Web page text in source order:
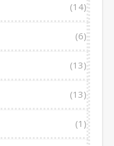
(14)
(6)
(13)
(13)
(1)